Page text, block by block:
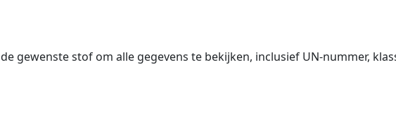
gewenste stof om alle gegevens te bekijken, inclusief UN-nummer,